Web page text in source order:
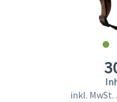
inkl. MwSt.